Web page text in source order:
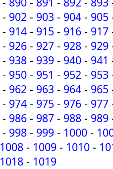
- 902 - 903 - 904 - 905
- 914 - 915 - 916 - 917
- 926 - 927 - 928 - 929
- 938 - 939 - 940 - 941
- 950 - 951 - 952 - 953
- 962 - 963 - 964 - 965
- 974 - 975 - 976 - 977
- 986 - 987 - 988 - 989
- 998 - 999 - 1000 -
1008 - 1009 - 1010 -
1018 - 1019